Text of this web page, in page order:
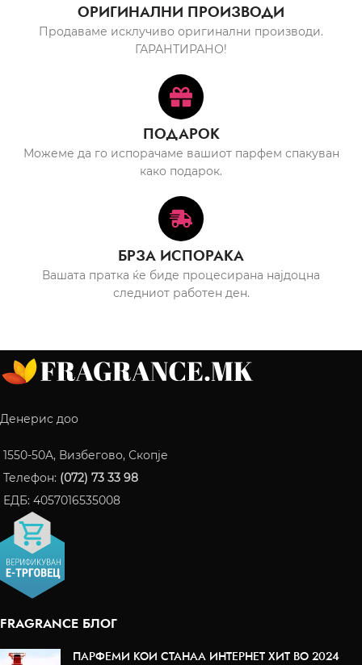
ОРИГИНАЛНИ ПРОИЗВОДИ
Продаваме исклучиво оригинални производи.
ГАРАНТИРАНО!
ПОДАРОК
Можеме да го испорачаме вашиот парфем спакуван
како подарок.
БРЗА ИСПОРАКА
Вашата пратка ќе биде процесирана најдоцна
следниот работен ден.
Денерис доо
1550-50A, Визбегово, Скопје
Телефон: (072) 73 33 98
ЕДБ: 4057016535008
FRAGRANCE БЛОГ
ПАРФЕМИ КОИ СТАНАА ИНТЕРНЕТ ХИТ ВО 2024